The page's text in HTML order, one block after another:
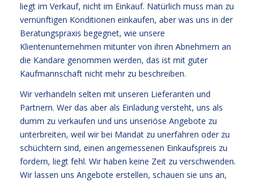
liegt im Verkauf, nicht im Einkauf. Natürlich muss man zu
vernünftigen Konditionen einkaufen, aber was uns in der
Beratungspraxis begegnet, wie unsere
Klientenunternehmen mitunter von ihren Abnehmern an
die Kandare genommen werden, das ist mit guter
Kaufmannschaft nicht mehr zu beschreiben.
Wir verhandeln selten mit unseren Lieferanten und
Partnern. Wer das aber als Einladung versteht, uns als
dumm zu verkaufen und uns unseriöse Angebote zu
unterbreiten, weil wir bei Mandat zu unerfahren oder zu
schüchtern sind, einen angemessenen Einkaufspreis zu
fordern, liegt fehl. Wir haben keine Zeit zu verschwenden.
Wir lassen uns Angebote erstellen, schauen sie uns an,